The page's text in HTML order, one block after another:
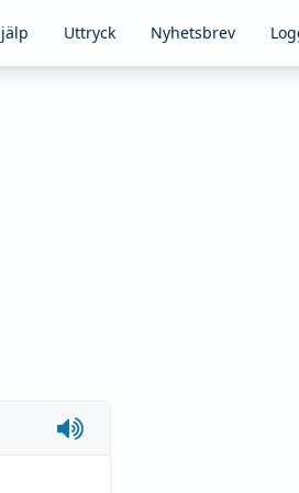
Uttryck Nyhetsbrev